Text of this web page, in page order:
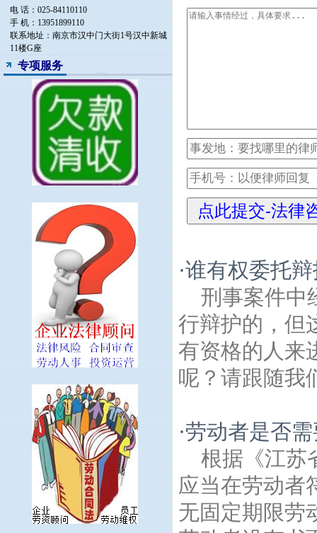
电 话：025-84110110
手 机：13951899110
联系地址：南京市汉中门大街1号汉中新城
11楼G座
专项服务
·谁有权委托
刑事案件中
行辩护的，但
有资格的人来
呢？请跟随我
·劳动者是否
根据《江苏
应当在劳动者
无固定期限劳